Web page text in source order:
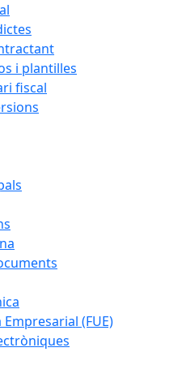
i plantilles
fiscal
(FUE)